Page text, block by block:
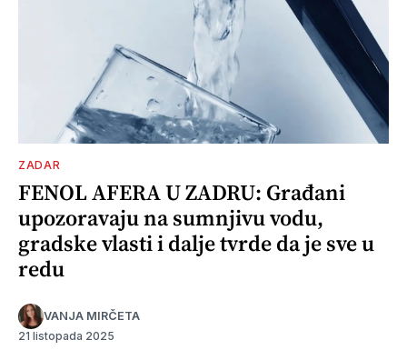
ZADAR
FENOL AFERA U ZADRU: Građani
upozoravaju na sumnjivu vodu,
gradske vlasti i dalje tvrde da je sve u
redu
VANJA MIRČETA
21 listopada 2025